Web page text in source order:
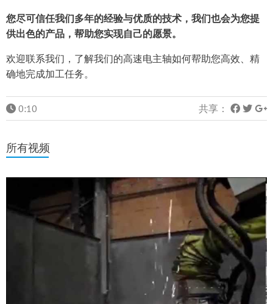
您尽可信任我们多年的经验与优质的技术，我们也会为您提
供出色的产品，帮助您实现自己的愿景。
欢迎联系我们，了解我们的高速电主轴如何帮助您高效、精
确地完成加工任务。
0:10 共享：
所有视频